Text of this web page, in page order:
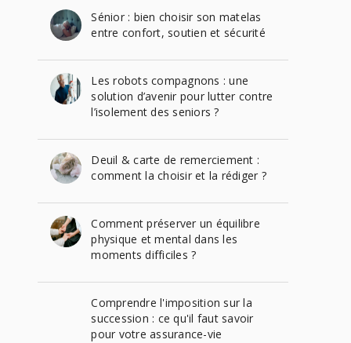
Sénior : bien choisir son matelas
entre confort, soutien et sécurité
Les robots compagnons : une
solution d’avenir pour lutter contre
l’isolement des seniors ?
Deuil & carte de remerciement :
comment la choisir et la rédiger ?
Comment préserver un équilibre
physique et mental dans les
moments difficiles ?
Comprendre l'imposition sur la
succession : ce qu'il faut savoir
pour votre assurance-vie